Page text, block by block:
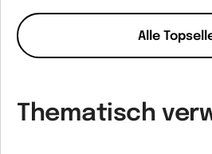
Alle
Thematisch